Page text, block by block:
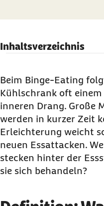
Inhaltsverzeichnis
Symptome: Woran
Syndrom erkennen?
Ursachen: Warum
Störung?
Verbreitung: Wie
Verlauf: Welche
Syndrom?
festgestellt?
Beim Binge-Eating
Kühlschrank oft
inneren Drang. Große
werden in kurzer Zeit
Erleichterung weicht
neuen Essattacken.
stecken hinter der
sie sich behandeln?